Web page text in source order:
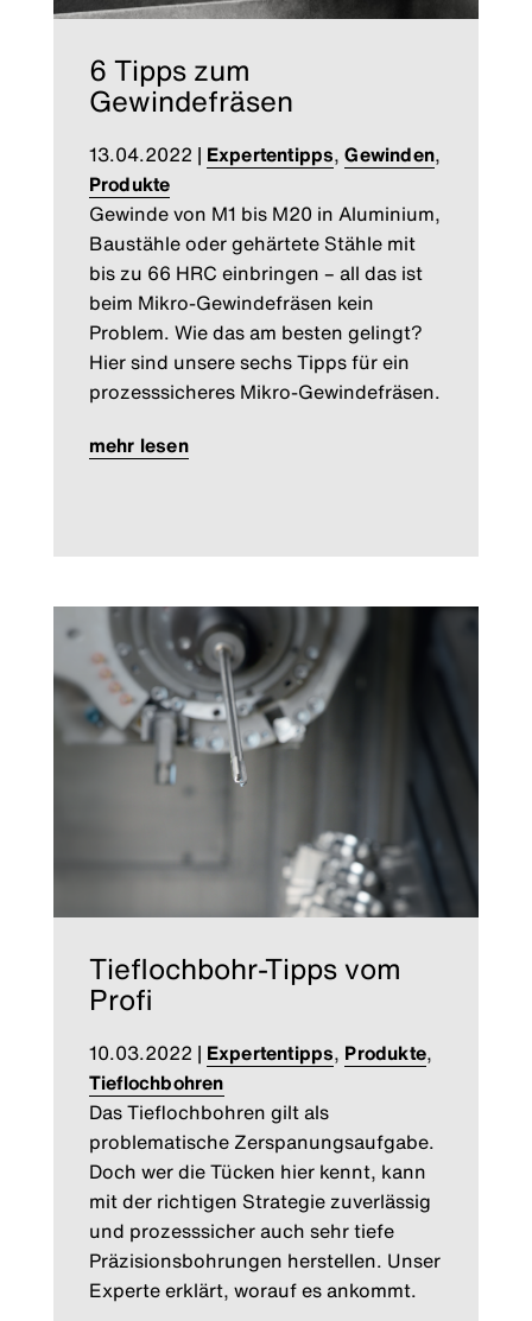
6 Tipps zum
Gewindefräsen
13.04.2022 | Expertentipps,Gewinden,
Produkte
Gewinde von M1 bis M20 in Aluminium,
Baustähle oder gehärtete Stähle mit
bis zu 66 HRC einbringen – all das ist
beim Mikro-Gewindefräsen kein
Problem. Wie das am besten gelingt?
Hier sind unsere sechs Tipps für ein
prozesssicheres Mikro-Gewindefräsen.
mehr lesen
Tieflochbohr-Tipps vom
Profi
10.03.2022 | Expertentipps, Produkte,
Tieflochbohren
Das Tieflochbohren gilt als
problematische Zerspanungsaufgabe.
Doch wer die Tücken hier kennt, kann
mit der richtigen Strategie zuverlässig
und prozesssicher auch sehr tiefe
Präzisionsbohrungen herstellen. Unser
Experte erklärt, worauf es ankommt.